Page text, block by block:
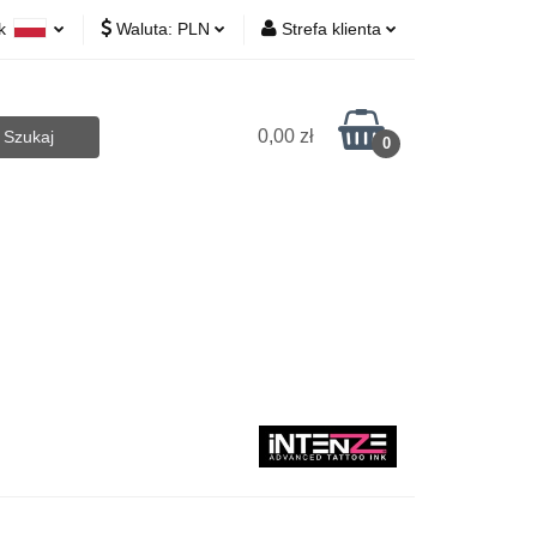
Waluta: PLN Strefa klienta
Zarejestruj się
Dodaj zgłoszenie
0,00 zł 0